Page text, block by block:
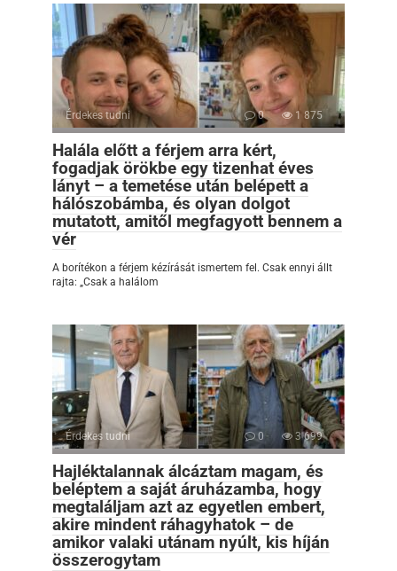
Érdekes tudni 0 1 875
Halála előtt a férjem arra kért,
fogadjak örökbe egy tizenhat éves
lányt – a temetése után belépett a
hálószobámba, és olyan dolgot
mutatott, amitől megfagyott bennem a
vér
A borítékon a férjem kézírását ismertem fel. Csak ennyi állt
rajta: „Csak a halálom
Érdekes tudni 0 3 699
Hajléktalannak álcáztam magam, és
beléptem a saját áruházamba, hogy
megtaláljam azt az egyetlen embert,
akire mindent ráhagyhatok – de
amikor valaki utánam nyúlt, kis híján
összerogytam